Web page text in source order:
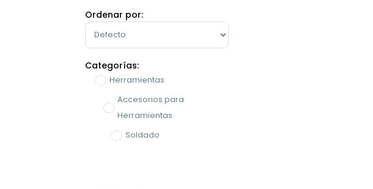
Ordenar por:
Sort Products
Categorías:
Herramientas
Accesorios para
Herramientas
Soldado